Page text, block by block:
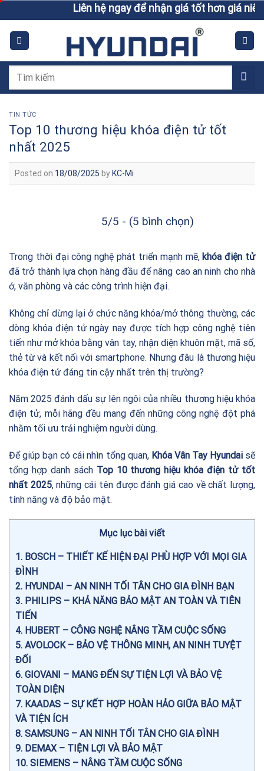
to
content
Liên hệ ngay để nhận giá tốt hơn giá niêm yết
Tìm
TIN TỨC
Top 10 thương hiệu khóa điện tử tốt
nhất 2025
Posted on 18/08/2025 by KC-Mi
5/5 - (5 bình chọn)
Trong thời đại công nghệ phát triển mạnh mẽ,khóa điện tử
đã trở thành lựa chọn hàng đầu để nâng cao an ninh cho nhà
ở, văn phòng và các công trình hiện đại.
Không chỉ dừng lại ở chức năng khóa/mở thông thường, các
dòng khóa điện tử ngày nay được tích hợp công nghệ tiên
tiến như mở khóa bằng vân tay, nhận diện khuôn mặt, mã số,
thẻ từ và kết nối với smartphone. Nhưng đâu là thương hiệu
khóa điện tử đáng tin cậy nhất trên thị trường?
Năm 2025 đánh dấu sự lên ngôi của nhiều thương hiệu khóa
điện tử, mỗi hãng đều mang đến những công nghệ đột phá
nhằm tối ưu trải nghiệm người dùng.
Để giúp bạn có cái nhìn tổng quan, Khóa Vân Tay Hyundaisẽ
tổng hợp danh sách Top 10 thương hiệu khóa điện tử tốt
nhất 2025, những cái tên được đánh giá cao về chất lượng,
tính năng và độ bảo mật.
Mục lục bài viết
1
BOSCH – THIẾT KẾ HIỆN ĐẠI PHÙ HỢP VỚI MỌI GIA
ĐÌNH
2 HYUNDAI – AN NINH TỐI TÂN CHO GIA ĐÌNH BẠN
3 PHILIPS – KHẢ NĂNG BẢO MẬT AN TOÀN VÀ TIÊN
TIẾN
4 HUBERT – CÔNG NGHỆ NÂNG TẦM CUỘC SỐNG
5 AVOLOCK – BẢO VỆ THÔNG MINH, AN NINH TUYỆT
ĐỐI
6 GIOVANI – MANG ĐẾN SỰ TIỆN LỢI VÀ BẢO VỆ
TOÀN DIỆN
7 KAADAS – SỰ KẾT HỢP HOÀN HẢO GIỮA BẢO MẬT
VÀ TIỆN ÍCH
8 SAMSUNG – AN NINH TỐI TÂN CHO GIA ĐÌNH
9 DEMAX – TIỆN LỢI VÀ BẢO MẬT
10 SIEMENS – NÂNG TẦM CUỘC SỐNG